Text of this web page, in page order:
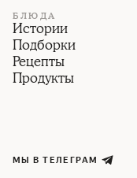
БЛЮДА
Истории
Подборки
Рецепты
Продукты
МЫ В ТЕЛЕГРАМ